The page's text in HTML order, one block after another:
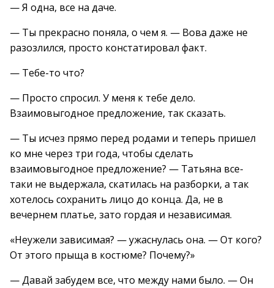
— Я одна, все на даче.
— Ты прекрасно поняла, о чем я. — Вова даже не
разозлился, просто констатировал факт.
— Тебе-то что?
— Просто спросил. У меня к тебе дело.
Взаимовыгодное предложение, так сказать.
— Ты исчез прямо перед родами и теперь пришел
ко мне через три года, чтобы сделать
взаимовыгодное предложение? — Татьяна все-
таки не выдержала, скатилась на разборки, а так
хотелось сохранить лицо до конца. Да, не в
вечернем платье, зато гордая и независимая.
«Неужели зависимая? — ужаснулась она. — От кого?
От этого прыща в костюме? Почему?»
— Давай забудем все, что между нами было. — Он